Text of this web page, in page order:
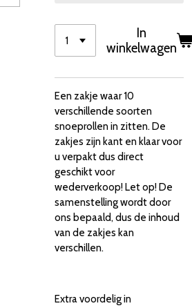
In
winkelwagen
Een zakje waar 10
verschillende soorten
snoeprollen in zitten. De
zakjes zijn kant en klaar voor
u verpakt dus direct
geschikt voor
wederverkoop! Let op! De
samenstelling wordt door
ons bepaald, dus de inhoud
van de zakjes kan
verschillen.
Extra voordelig in